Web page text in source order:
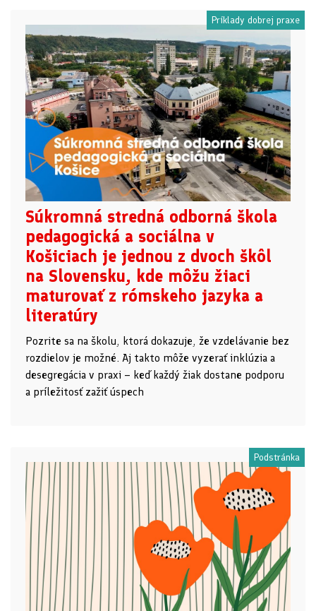
Príklady dobrej praxe
Súkromná stredná odborná škola
pedagogická a sociálna v
Košiciach je jednou z dvoch škôl
na Slovensku, kde môžu žiaci
maturovať z rómskeho jazyka a
literatúry
Pozrite sa na školu, ktorá dokazuje, že vzdelávanie bez
rozdielov je možné. Aj takto môže vyzerať inklúzia a
desegregácia v praxi – keď každý žiak dostane podporu
a príležitosť zažiť úspech
Podstránka